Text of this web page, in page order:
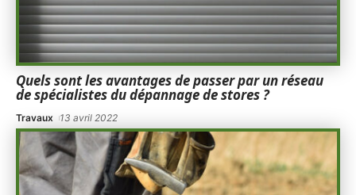
Quels sont les avantages de passer par un réseau
de spécialistes du dépannage de stores ?
Travaux 13 avril 2022